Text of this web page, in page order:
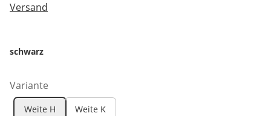
Versand
schwarz
Variante
Weite H Weite K